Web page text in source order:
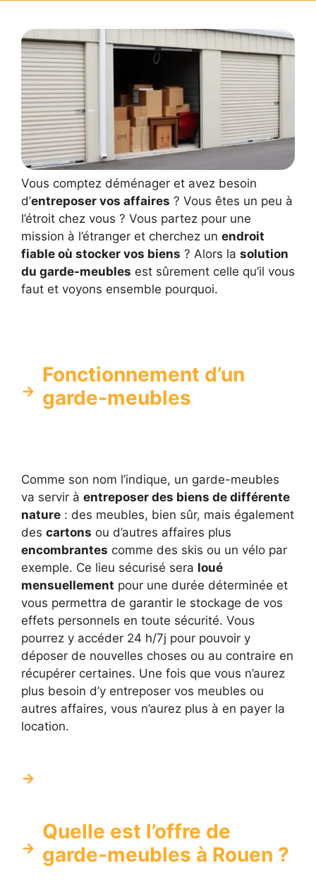
Vous comptez déménager et avez besoin
d’entreposer vos affaires ? Vous êtes un peu à
l’étroit chez vous ? Vous partez pour une
mission à l’étranger et cherchez un endroit
fiable où stocker vos biens ? Alors la solution
du garde-meubles est sûrement celle qu’il vous
faut et voyons ensemble pourquoi.
Fonctionnement d’un
garde-meubles
Comme son nom l’indique, un garde-meubles
va servir à entreposer des biens de différente
nature : des meubles, bien sûr, mais également
des cartons ou d’autres affaires plus
encombrantes comme des skis ou un vélo par
exemple. Ce lieu sécurisé sera loué
mensuellement pour une durée déterminée et
vous permettra de garantir le stockage de vos
effets personnels en toute sécurité. Vous
pourrez y accéder 24 h/7j pour pouvoir y
déposer de nouvelles choses ou au contraire en
récupérer certaines. Une fois que vous n’aurez
plus besoin d’y entreposer vos meubles ou
autres affaires, vous n’aurez plus à en payer la
location.
Quelle est l’offre de
garde-meubles à Rouen ?